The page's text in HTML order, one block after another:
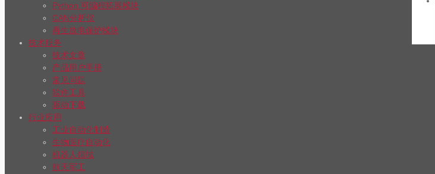
Python 可编程拓展模块
CAN分析仪
再生放电保护模块
技术服务
技术文章
产品用户手册
常见问题
软件工具
驱动下载
行业应用
工业自动化制造
生物医疗自动化
机器人领域
航天军工